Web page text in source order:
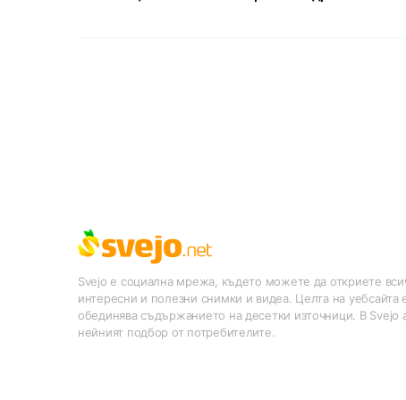
Svejo е социална мрежа, където можете да откриете
интересни и полезни снимки и видеа. Целта на уебсайта
обединява съдържанието на десетки източници. В Svejo
нейният подбор от потребителите.